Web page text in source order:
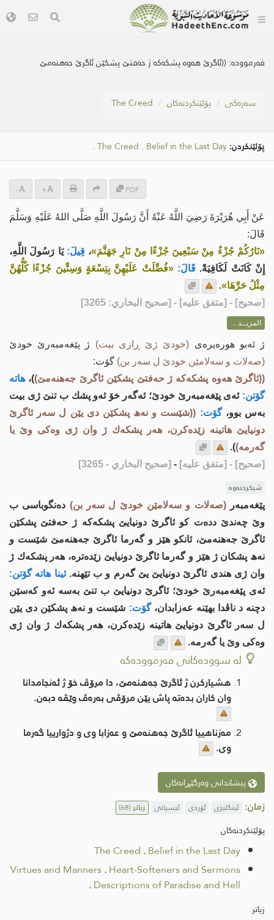
فەرموودە: ((ئاگرێ هه‌وه‌ پشكه‌كه‌ ژ حه‌فتێ پشكێن ئاگرێ جه‌هنه‌مێ
سه‌ره‌كی پۆلێنکردنەکان The Creed
پۆلێنکردن: The Creed . Belief in the Last Day
.
PDF
+
-
عَنْ أَبِي هُرَيْرَةَ رَضِيَ اللَّهُ عَنْهُ أَنَّ رَسُولَ اللَّهِ صَلَّى اللهُ عَلَيْهِ وَسَلَّمَ
قَالَ:
«نَارُكُمْ جُزْءٌ مِنْ سَبْعِينَ جُزْءًا مِنْ نَارِ جَهَنَّمَ»، قِيلَ: يَا رَسُولَ اللَّهِ،
إِنْ كَانَتْ لَكَافِيَةً. قَالَ: «فُضِّلَتْ عَلَيْهِنَّ بِتِسْعَةٍ وَسِتِّينَ جُزْءًا كُلُّهُنَّ
مِثْلُ حَرِّهَا».
[صحيح] - [متفق عليه] - [صحيح البخاري: 3265]
المزيــد ...
ژ ئه‌بو هورەیرەى (خودێ ژێ ڕازی بیت) ژ پێغەمبەرێ خودێ
(صەلات و سەلامێن خودێ ل سەر بن) گۆت:
((ئاگرێ هه‌وه‌ پشكه‌كه‌ ژ حه‌فتێ پشكێن ئاگرێ جه‌هنه‌مێ))، هاته‌
گۆتن: ئه‌ی پێغه‌مبه‌رێ خودێ؛ ئه‌گه‌ر خۆ ئه‌و پشك ب تنێ ژی بیت
به‌س بوو، گۆت: ((شێست و نه‌ھ پشكێن دی یێن ل سه‌ر ئاگرێ
دونیایێ هاتینه‌ زێده‌كرن، هه‌ر پشكه‌ك ژ وان ژی وه‌كی وێ یا
گه‌رمه‌)).
[صحيح] - [متفق عليه] - [صحيح البخاري - 3265]
شیکردنەوە
پێغه‌مبه‌ر(صه‌لات و سه‌لامێن خودێ ل سه‌ر بن) ده‌نگوباسی ب
وێ چه‌ندێ دده‌ت كو ئاگرێ دونیایێ پشكه‌كه‌ ژ حه‌فتێ پشكێن
ئاگرێ جه‌هنه‌مێ، ئانكو هێز و گه‌رما ئاگرێ جه‌هنه‌مێ شێست و
نه‌ھ پشكان ژ هێز و گه‌رما ئاگرێ دونیایێ زێده‌تره‌، هه‌ر پشكه‌ك ژ
وان ژی هندی ئاگرێ دونیایێ یێ گه‌رم و ب تێهنه‌. ئینا هاته‌ گۆتن:
ئه‌ی پێغه‌مبه‌رێ خودێ؛ ئاگرێ دونیایێ ب تنێ به‌سه‌ ئه‌و كه‌سێن
دچنه‌ د ناڤدا بهێنه‌ عه‌زابدان، گۆت: شێست و نه‌ھ پشكێن دی یێن
ل سه‌ر ئاگرێ دونیایێ هاتینه‌ زێده‌كرن، هه‌ر پشكه‌ك ژ وان ژی
وه‌كی وێ یا گه‌رمه‌.
لە سوودەکانی فەرموودەکە
هشیاركرن ژ ئاگرێ جه‌هنه‌مێ، دا مرۆڤ خۆ ژ ئه‌نجامدانا
وان كاران بده‌ته‌ پاش یێن مرۆڤی به‌ره‌ڤ وێڤه‌ دبه‌ن.
مه‌زناهییا ئاگرێ جه‌هنه‌مێ و عه‌زابا وی و دژوارییا گه‌رما
وی.
پیشاندانی وەرگێڕانەکان
زمان: ئینگلیزی ئۆردی ئیسپانی زیاتر(68)
پۆلێنکردنەکان
The Creed .Belief in the Last Day
Virtues and Manners.Heart-Softeners and Sermons
.Descriptions of Paradise and Hell
زیاتر